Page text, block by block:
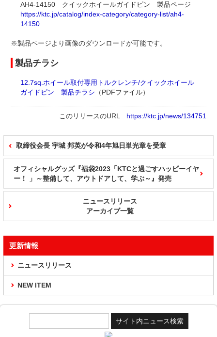
AH4-14150 クイックホイールガイドピン 製品ページ
https://ktc.jp/catalog/index-category/category-list/ah4-
14150
※製品ページより画像のダウンロードが可能です。
製品チラシ
12.7sq.ホイール取付専用トルクレンチ/クイックホイール
ガイドピン 製品チラシ （PDFファイル）
このリリースのURL https://ktc.jp/news/134751
取締役会長 宇城 邦英が令和4年旭日単光章を受章
ニュースリリース
アーカイブ一覧
オフィシャルグッズ『福袋2023「KTCと過ごすハッピーイヤ
ー！ 」～整備して、アウトドアして、学ぶ～』発売
更新情報
ニュースリリース
NEW ITEM